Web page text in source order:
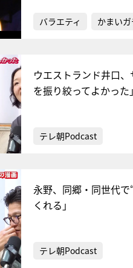
バラエティ かまいガ
ウエストランド井口
を振り絞ってよかった」
テレ朝Podcast
永野、同郷・同世代
くれる」
テレ朝Podcast